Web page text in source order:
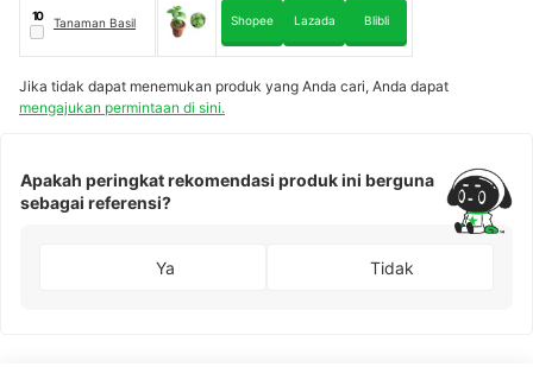
10
Tanaman Basil Shopee Lazada Blibli
Jika tidak dapat menemukan produk yang Anda cari, Anda dapat
mengajukan permintaan di sini.
Apakah peringkat rekomendasi produk ini berguna
sebagai referensi?
Ya Tidak